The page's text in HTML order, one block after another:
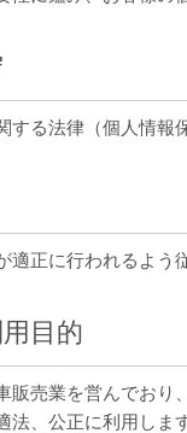
する法律（個人情報
適正に行われるよう
目的
販売業を営んでお
、公正に利用します